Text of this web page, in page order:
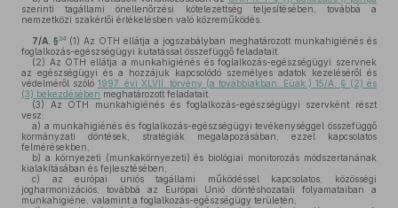
szerinti tagállami önellenőrzési kötelezettség teljesítésében, továbbá a
nemzetközi szakértői értékelésben való közreműködés.
7/A. §24 (1) Az OTH ellátja a jogszabályban meghatározott munkahigiénés és
foglalkozás-egészségügyi kutatással összefüggő feladatait.
(2) Az OTH ellátja a munkahigiénés és foglalkozás-egészségügyi szervnek
az egészségügyi és a hozzájuk kapcsolódó személyes adatok kezeléséről és
védelméről szóló 1997. évi XLVII. törvény (a továbbiakban: Eüak.) 15/A. § (2) és
(3) bekezdésében meghatározott feladatait.
(3) Az OTH munkahigiénés és foglalkozás-egészségügyi szervként részt
vesz:
a) a munkahigiénés és foglalkozás-egészségügyi tevékenységgel összefüggő
kormányzati döntések, stratégiák megalapozásában, ezzel kapcsolatos
felmérésekben,
b) a környezeti (munkakörnyezeti) és biológiai monitorozás módszertanának
kialakításában és fejlesztésében,
c) az európai uniós tagállami működéssel kapcsolatos, közösségi
jogharmonizációs, továbbá az Európai Unió döntéshozatali folyamataiban a
munkahigiéne, valamint a foglalkozás-egészségügy területén,